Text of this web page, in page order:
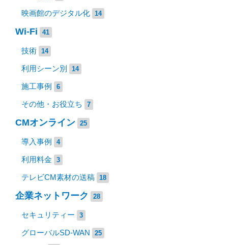
映画館のデジタル化 14
Wi-Fi 41
技術 14
利用シーン別 14
施工事例 6
その他・お役立ち 7
CMオンライン 25
導入事例 4
利用料金 3
テレビCM素材の送稿 18
企業ネットワーク 28
セキュリティー 3
グローバルSD-WAN 25